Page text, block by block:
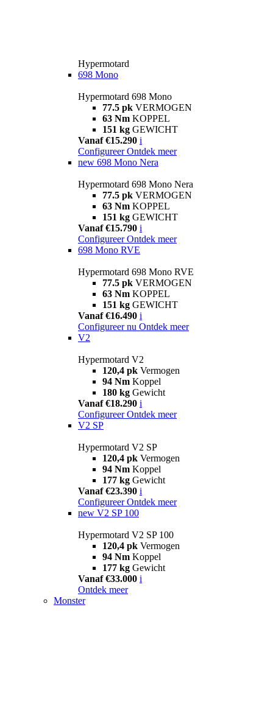
Hypermotard
698 Mono
Hypermotard 698 Mono
77.5 pk VERMOGEN
63 Nm KOPPEL
151 kg GEWICHT
Vanaf €15.290 i
Configureer Ontdek meer
new 698 Mono Nera
Hypermotard 698 Mono Nera
77.5 pk VERMOGEN
63 Nm KOPPEL
151 kg GEWICHT
Vanaf €15.790 i
Configureer Ontdek meer
698 Mono RVE
Hypermotard 698 Mono RVE
77.5 pk VERMOGEN
63 Nm KOPPEL
151 kg GEWICHT
Vanaf €16.490 i
Configureer nu Ontdek meer
V2
Hypermotard V2
120,4 pk Vermogen
94 Nm Koppel
180 kg Gewicht
Vanaf €18.290 i
Configureer Ontdek meer
V2 SP
Hypermotard V2 SP
120,4 pk Vermogen
94 Nm Koppel
177 kg Gewicht
Vanaf €23.390 i
Configureer Ontdek meer
new V2 SP 100
Hypermotard V2 SP 100
120,4 pk Vermogen
94 Nm Koppel
177 kg Gewicht
Vanaf €33.000 i
Ontdek meer
Monster